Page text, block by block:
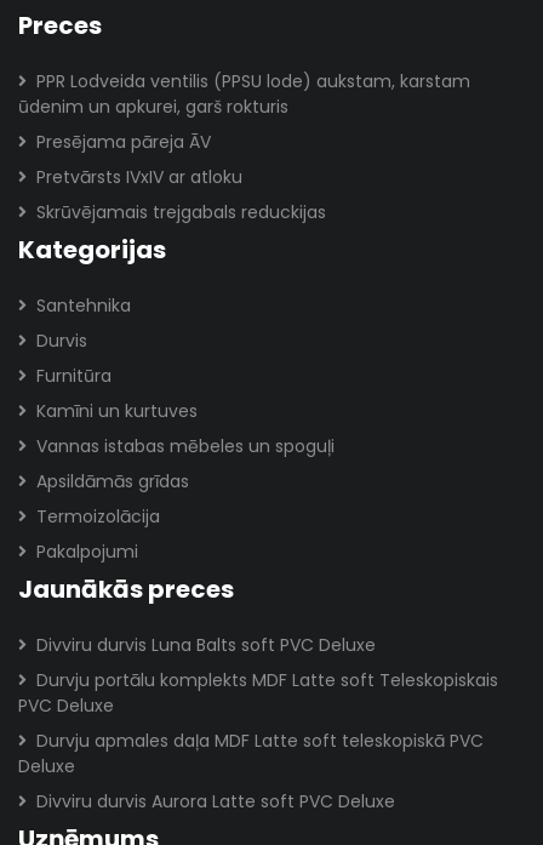
Preces
PPR Lodveida ventilis (PPSU lode) aukstam, karstam
ūdenim un apkurei, garš rokturis
Presējama pāreja ĀV
Pretvārsts IVxIV ar atloku
Skrūvējamais trejgabals reduckijas
Kategorijas
Santehnika
Durvis
Furnitūra
Kamīni un kurtuves
Vannas istabas mēbeles un spoguļi
Apsildāmās grīdas
Termoizolācija
Pakalpojumi
Jaunākās preces
Divviru durvis Luna Balts soft PVC Deluxe
Durvju portālu komplekts MDF Latte soft Teleskopiskais
PVC Deluxe
Durvju apmales daļa MDF Latte soft teleskopiskā PVC
Deluxe
Divviru durvis Aurora Latte soft PVC Deluxe